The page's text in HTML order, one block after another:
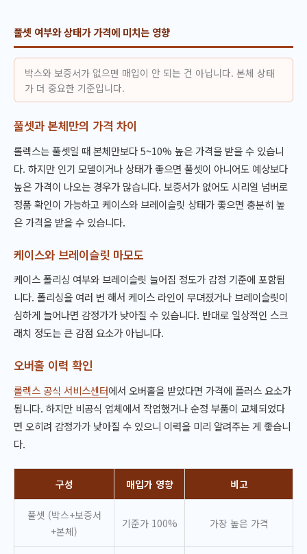
풀셋 여부와 상태가 가격에 미치는 영향
박스와 보증서가 없으면 매입이 안 되는 건 아닙니다. 본체 상태
가 더 중요한 기준입니다.
풀셋과 본체만의 가격 차이
롤렉스는 풀셋일 때 본체만보다 5~10% 높은 가격을 받을 수 있습니
다. 하지만 인기 모델이거나 상태가 좋으면 풀셋이 아니어도 예상보다
높은 가격이 나오는 경우가 많습니다. 보증서가 없어도 시리얼 넘버로
정품 확인이 가능하고 케이스와 브레이슬릿 상태가 좋으면 충분히 높
은 가격을 받을 수 있습니다.
케이스와 브레이슬릿 마모도
케이스 폴리싱 여부와 브레이슬릿 늘어짐 정도가 감정 기준에 포함됩
니다. 폴리싱을 여러 번 해서 케이스 라인이 무뎌졌거나 브레이슬릿이
심하게 늘어나면 감정가가 낮아질 수 있습니다. 반대로 일상적인 스크
래치 정도는 큰 감점 요소가 아닙니다.
오버홀 이력 확인
롤렉스 공식 서비스센터에서 오버홀을 받았다면 가격에 플러스 요소가
됩니다. 하지만 비공식 업체에서 작업했거나 순정 부품이 교체되었다
면 오히려 감정가가 낮아질 수 있으니 이력을 미리 알려주는 게 좋습니
다.
구성 매입가 영향 비고
풀셋 (박스+보증서
+본체)
기준가 100% 가장 높은 가격